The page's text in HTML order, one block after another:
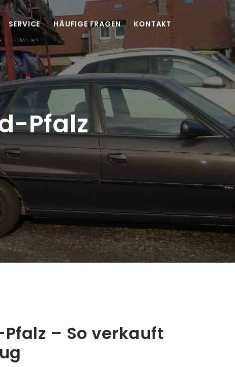
SERVICE HÄUFIGE FRAGEN KONTAKT
Pfalz
– So verkauft